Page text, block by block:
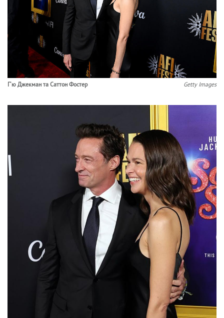
Г'ю Джекман та Саттон Фостер Getty Images